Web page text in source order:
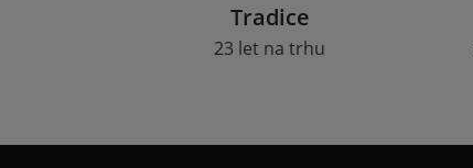
Tradice
23 let na trhu